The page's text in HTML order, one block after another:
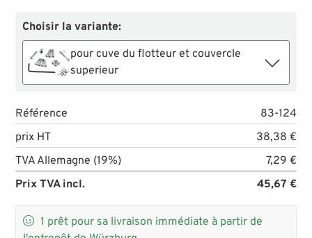
Choisir la variante:
pour cuve du flotteur et couvercle
superieur
Référence
83-124
prix HT
38,38 €
TVA Allemagne (19%)
7,29 €
Prix TVA incl.
45,67 €
 1 prêt pour sa livraison immédiate à partir de